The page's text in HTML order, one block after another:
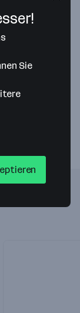
data ©2026 Google
Sie